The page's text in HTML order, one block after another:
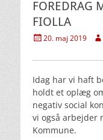
FOREDRAG
FIOLLA
Udgivet
20. maj 2019
Idag har vi haft
holdt et oplæg
negativ social
vi også arbejder
Kommune.